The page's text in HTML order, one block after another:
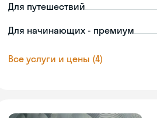
Для путешествий
Для начинающих - премиум
Все услуги и цены (4)